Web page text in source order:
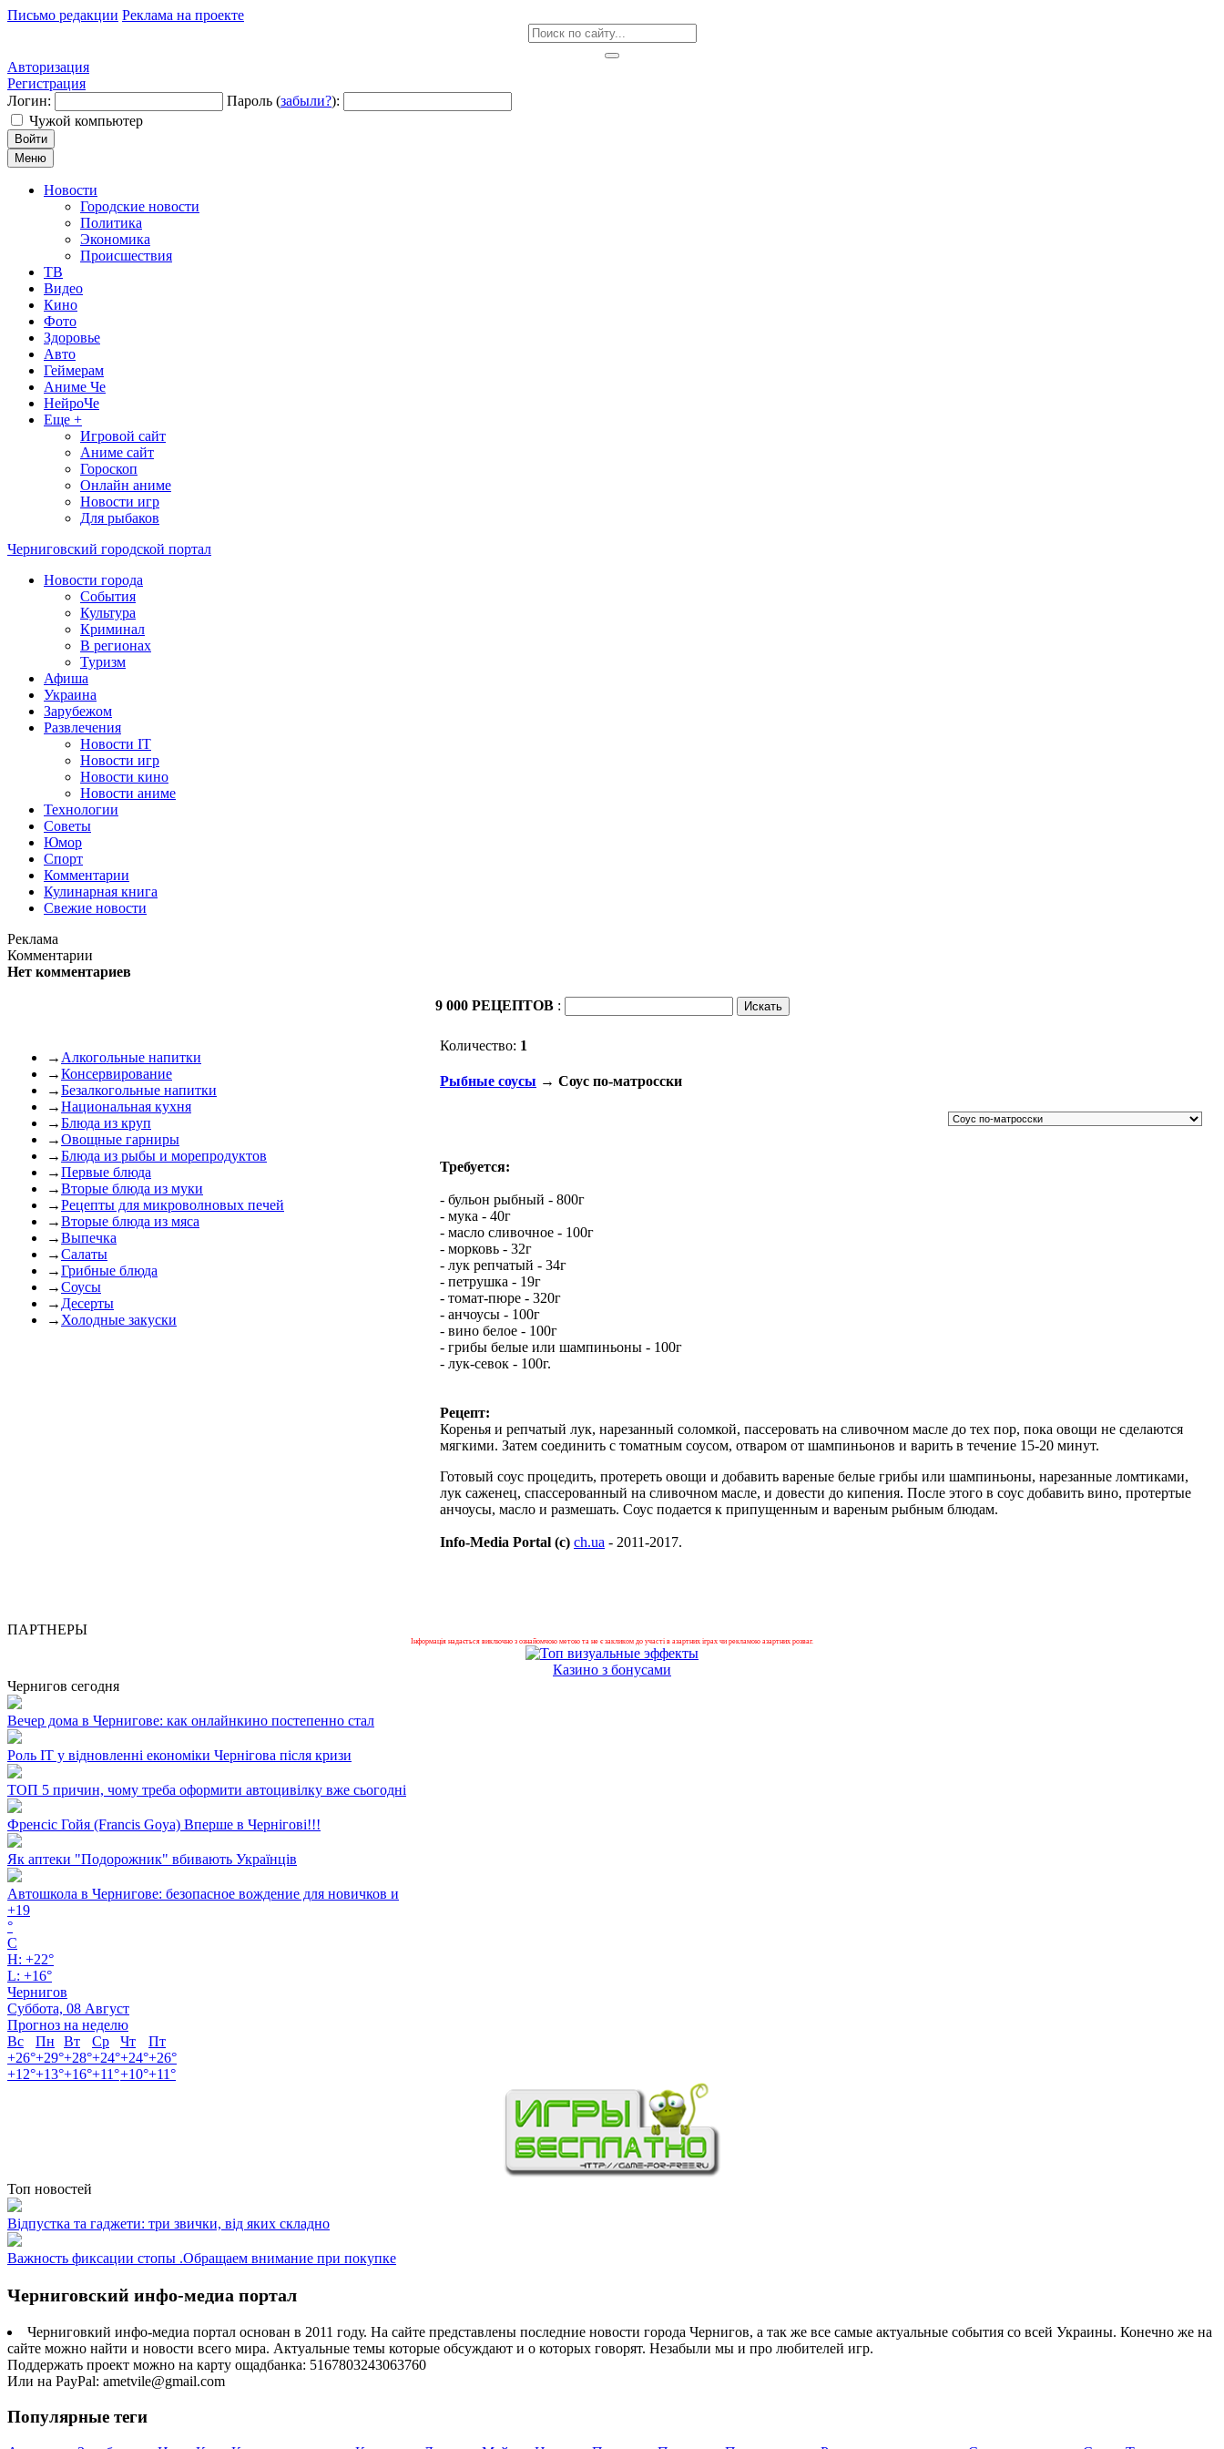
Письмо редакции Реклама на проекте
Авторизация
Регистрация
Логин:
Пароль (забыли?):
Чужой компьютер
Войти
Меню
Новости
Городские новости
Политика
Экономика
Происшествия
ТВ
Видео
Кино
Фото
Здоровье
Авто
Геймерам
Аниме Че
НейроЧе
Еще +
Игровой сайт
Аниме сайт
Гороскоп
Онлайн аниме
Новости игр
Для рыбаков
Черниговский городской портал
Новости города
События
Культура
Криминал
В регионах
Туризм
Афиша
Украина
Зарубежом
Развлечения
Новости IT
Новости игр
Новости кино
Новости аниме
Технологии
Советы
Юмор
Спорт
Комментарии
Кулинарная книга
Свежие новости
Реклама
Комментарии
Нет комментариев
9 000 РЕЦЕПТОВ :
→ Алкогольные напитки
→Консервирование
→Безалкогольные напитки
→Национальная кухня
→Блюда из круп
→Овощные гарниры
→Блюда из рыбы и морепродуктов
→Первые блюда
→Вторые блюда из муки
→Рецепты для микроволновых печей
→Вторые блюда из мяса
→Выпечка
→Салаты
→Грибные блюда
→Соусы
→ Десерты
→ Холодные закуски
Количество: 1
Рыбные соусы → Соус по-матросски
Требуется:
- бульон рыбный - 800г
- мука - 40г
- масло сливочное - 100г
- морковь - 32г
- лук репчатый - 34г
- петрушка - 19г
- томат-пюре - 320г
- анчоусы - 100г
- вино белое - 100г
- грибы белые или шампиньоны - 100г
- лук-севок - 100г.
Рецепт:
Коренья и репчатый лук, нарезанный соломкой, пассеровать на сливочном масле до тех пор, пока овощи не сделаются
мягкими. Затем соединить с томатным соусом, отваром от шампиньонов и варить в течение 15-20 минут.
Готовый соус процедить, протереть овощи и добавить вареные белые грибы или шампиньоны, нарезанные ломтиками,
лук саженец, спассерованный на сливочном масле, и довести до кипения. После этого в соус добавить вино, протертые
анчоусы, масло и размешать. Соус подается к припущенным и вареным рыбным блюдам.
Info-Media Portal (c) ch.ua - 2011-2017.
ПАРТНЕРЫ
Інформація надається виключно з ознайомчою метою та не є закликом до участі в азартних іграх чи рекламою азартних розваг.
Казино з бонусами
Чернигов сегодня
Вечер дома в Чернигове: как онлайнкино постепенно стал
Роль ІТ у відновленні економіки Чернігова після кризи
ТОП 5 причин, чому треба оформити автоцивілку вже сьогодні
Френсіс Гойя (Francis Goya) Вперше в Чернігові!!!
Як аптеки "Подорожник" вбивають Українців
Автошкола в Чернигове: безопасное вождение для новичков и
+19
°
C
H: +22°
L: +16°
Чернигов
Суббота, 08 Август
Прогноз на неделю
Вс
Пн Вт Ср Чт
Пт
+26°+29°+28°+24°+24°+26°
+12°+13°+16°+11°+10°+11°
Топ новостей
Відпустка та гаджети: три звички, від яких складно
Важность фиксации стопы .Обращаем внимание при покупке
Черниговский инфо-медиа портал
Черниговкий инфо-медиа портал основан в 2011 году. На сайте представлены последние новости города Чернигов, а так же все самые актуальные события со всей Украины. Конечно же на
сайте можно найти и новости всего мира. Актуальные темы которые обсуждают и о которых говорят. Незабыли мы и про любителей игр.
Поддержать проект можно на карту ощадбанка: 5167803243063760
Или на PayPal: ametvile@gmail.com
Популярные теги